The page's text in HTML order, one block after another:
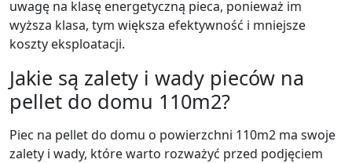
uwagę na klasę energetyczną pieca, ponieważ im
wyższa klasa, tym większa efektywność i mniejsze
koszty eksploatacji.
Jakie są zalety i wady pieców na
pellet do domu 110m2?
Piec na pellet do domu o powierzchni 110m2 ma swoje
zalety i wady, które warto rozważyć przed podjęciem